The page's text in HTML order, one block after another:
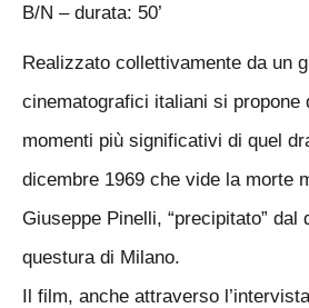
B/N – durata: 50’
Realizzato collettivamente da un
cinematografici italiani si propone
momenti più significativi di quel
dicembre 1969 che vide la morte
Giuseppe Pinelli, “precipitato” dal
questura di Milano.
Il film, anche attraverso